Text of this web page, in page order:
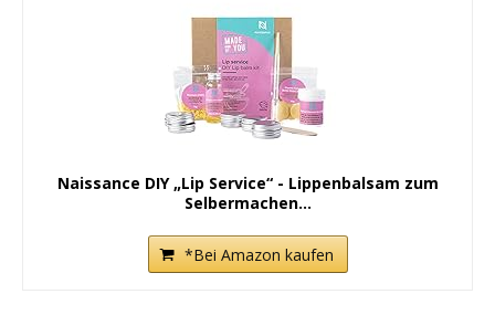
Naissance DIY „Lip Service“ - Lippenbalsam zum
Selbermachen...
*Bei Amazon kaufen